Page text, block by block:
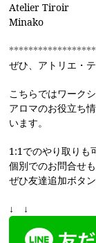
Atelier Tiroir
Minako
ぜひ、アトリエ・
こちらではワーク
アロマのお役立ち
います。
1:1でのやり取りも
個別でのお問合せ
ぜひ友達追加ボタ
↓ ↓